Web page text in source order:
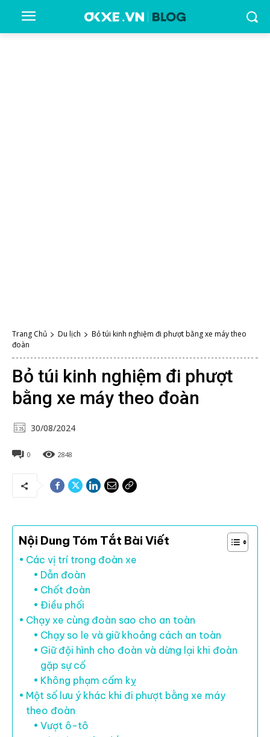
Trang Chủ Du lịch
Bỏ túi kinh nghiệm đi phượt bằng xe máy theo
đoàn
Bỏ túi kinh nghiệm đi phượt
bằng xe máy theo đoàn
30/08/2024
0 2848
Nội Dung Tóm Tắt Bài Viết
Các vị trí trong đoàn xe
Dẫn đoàn
Chốt đoàn
Điều phối
Chạy xe cùng đoàn sao cho an toàn
Chạy so le và giữ khoảng cách an toàn
Giữ đội hình cho đoàn và dừng lại khi đoàn
gặp sự cố
Không phạm cấm kỵ
Một số lưu ý khác khi đi phượt bằng xe máy
theo đoàn
Vượt ô-tô